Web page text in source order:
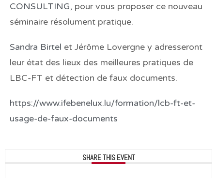
CONSULTING, pour vous proposer ce nouveau
séminaire résolument pratique.
Sandra Birtel et Jérôme Lovergne y adresseront
leur état des lieux des meilleures pratiques de
LBC-FT et détection de faux documents.
https://www.ifebenelux.lu/formation/lcb-ft-et-
usage-de-faux-documents
SHARE THIS EVENT